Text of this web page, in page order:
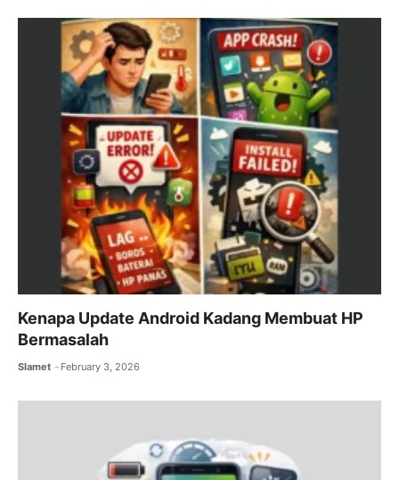
Kenapa Update Android Kadang Membuat HP
Bermasalah
Slamet February 3, 2026